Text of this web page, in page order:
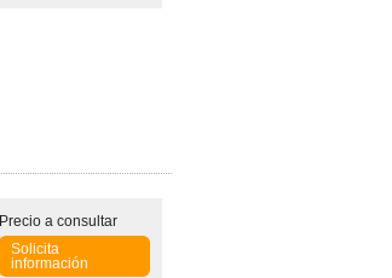
Precioa consultar
Solicita
información